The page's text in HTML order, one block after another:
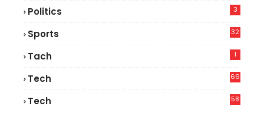
Politics 3
Sports 32
Tach 1
Tech
66
Tech
58